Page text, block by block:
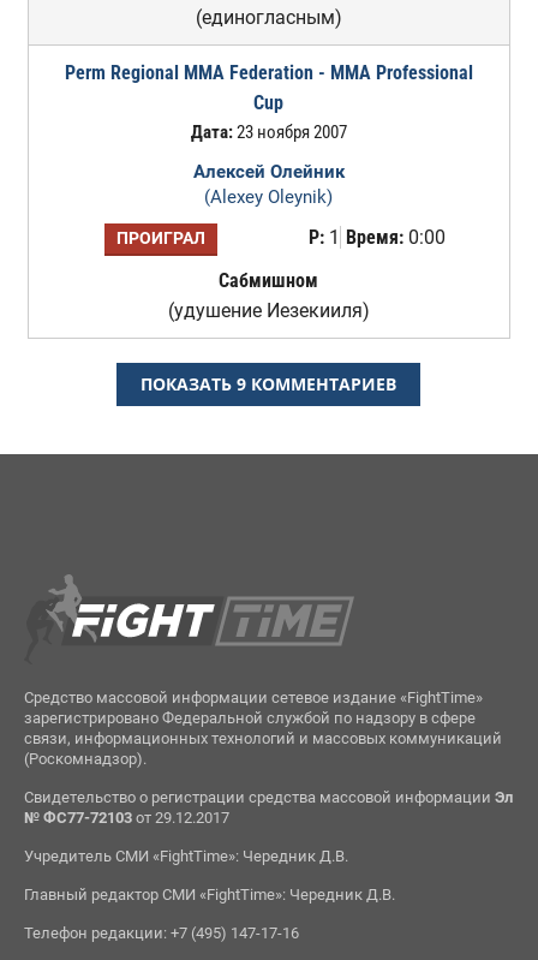
(единогласным)
Perm Regional MMA Federation - MMA Professional
Cup
Дата:23 ноября 2007
Алексей Олейник
(Alexey Oleynik)
ПРОИГРАЛ Р:1 Время:0:00
Сабмишном
(удушение Иезекииля)
ПОКАЗАТЬ 9 КОММЕНТАРИЕВ
Средство массовой информации сетевое издание «FightTime»
зарегистрировано Федеральной службой по надзору в сфере
связи, информационных технологий и массовых коммуникаций
(Роскомнадзор).
Свидетельство о регистрации средства массовой информации Эл
№ ФС77-72103от 29.12.2017
Учредитель СМИ «FightTime»: Чередник Д.В.
Главный редактор СМИ «FightTime»: Чередник Д.В.
Телефон редакции: +7 (495) 147-17-16